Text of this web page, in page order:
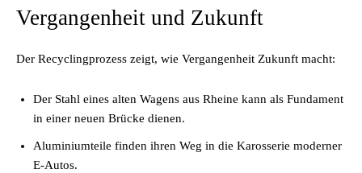
Vergangenheit und Zukunft
Der Recyclingprozess zeigt, wie Vergangenheit Zukunft macht:
Der Stahl eines alten Wagens aus Rheine kann als Fundament
in einer neuen Brücke dienen.
Aluminiumteile finden ihren Weg in die Karosserie moderner
E-Autos.